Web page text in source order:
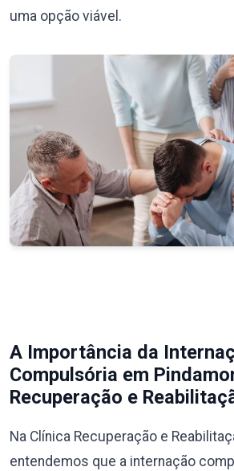
uma opção viável.
A Importância da
Compulsória em
Recuperação e
Na Clínica Recuperação e
entendemos que a internação